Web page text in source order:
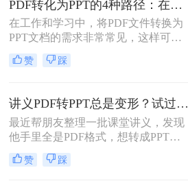
PDF转化为PPT的4种路径：在线、客户端、插件和手动各有什么区别！
在工作和学习中，将PDF文件转换为
PPT文档的需求非常常见，这样可以
方便地进行演示和分享。那么pdf如何
转化为ppt呢？本文将介绍四种常见的
求选择最合适的方式。
赞 踩
讲义PDF转PPT总是变形？试过这几个办法真管用！
最近帮朋友整理一批课堂讲义，发现
他手里全是PDF格式，想转成PPT讲
课用，结果试了好几个工具，不是字
体乱码就是排版错位，气得他差点把
赞 踩